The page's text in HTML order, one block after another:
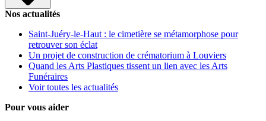
Nos actualités
Saint-Juéry-le-Haut : le cimetière se métamorphose pour
retrouver son éclat
Un projet de construction de crématorium à Louviers
Quand les Arts Plastiques tissent un lien avec les Arts
Funéraires
Voir toutes les actualités
Pour vous aider